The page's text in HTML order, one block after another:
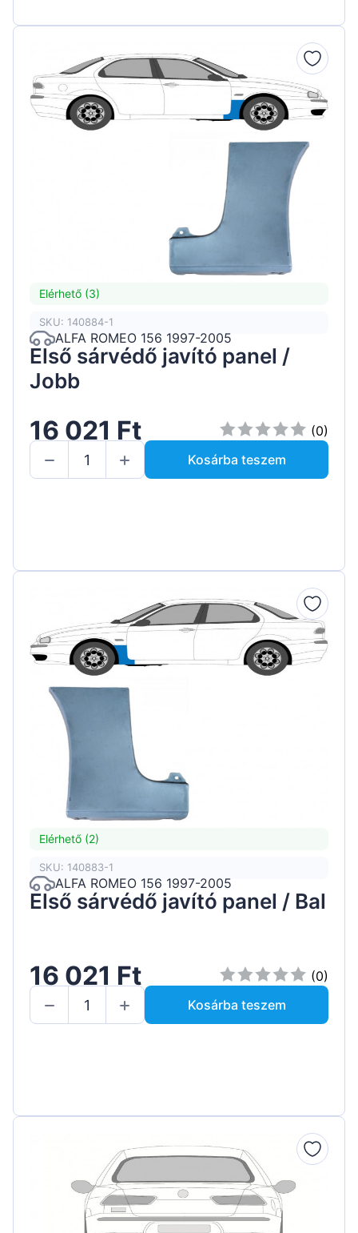
Elérhető (3)
SKU: 140884-1
ALFA ROMEO 156 1997-2005
Első sárvédő javító panel /
Jobb
16 021 Ft
(0)
Kosárba teszem
Elérhető (2)
SKU: 140883-1
ALFA ROMEO 156 1997-2005
Első sárvédő javító panel / Bal
16 021 Ft
(0)
Kosárba teszem